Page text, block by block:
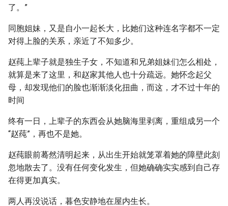
了。”
同胞姐妹，又是自小一起长大，比她们这种连名字都不一定
对得上脸的关系，亲近了不知多少。
赵莼上辈子就是独生子女，不知道和兄弟姐妹们怎么相处，
就算是来了这里，和赵家其他人也十分疏远。她怀念起父
母，却发现他们的脸也渐渐淡化扭曲，而这，才不过十年的
时间
终有一日，上辈子的东西会从她脑海里剥离，重组成另一个
“赵莼”，再也不是她。
赵莼眼前蓦然清明起来，从出生开始就笼罩着她的障壁此刻
忽地散去了。没有任何变化发生，但她确确实实感到自己存
在得更加真实。
两人再没说话，暮色安静地在屋内生长。